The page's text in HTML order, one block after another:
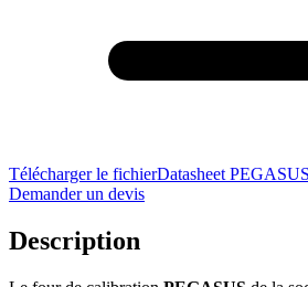
Télécharger le fichierDatasheet PEGASUS
Demander un devis
Description